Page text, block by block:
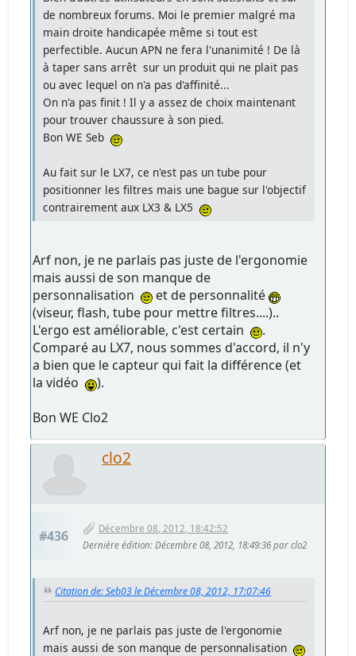
de nombreux forums. Moi le premier malgré ma
main droite handicapée même si tout est
perfectible. Aucun APN ne fera l'unanimité ! De là
à taper sans arrêt sur un produit qui ne plait pas
ou avec lequel on n'a pas d'affinité...
On n'a pas finit ! Il y a assez de choix maintenant
pour trouver chaussure à son pied.
Bon WE Seb
Au fait sur le LX7, ce n'est pas un tube pour
positionner les filtres mais une bague sur l'objectif
contrairement aux LX3 & LX5
Arf non, je ne parlais pas juste de l'ergonomie
mais aussi de son manque de
personnalisation
et de personnalité
(viseur, flash, tube pour mettre filtres....)..
L'ergo est améliorable, c'est certain
.
Comparé au LX7, nous sommes d'accord, il n'y
a bien que le capteur qui fait la différence (et
la vidéo
).
Bon WE Clo2
clo2
#436
Décembre 08, 2012, 18:42:52
Dernière édition: Décembre 08, 2012, 18:49:36 par clo2
Citation de: Seb03 le Décembre 08, 2012, 17:07:46
Arf non, je ne parlais pas juste de l'ergonomie
mais aussi de son manque de personnalisation